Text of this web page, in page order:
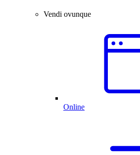
Vendi ovunque
Online